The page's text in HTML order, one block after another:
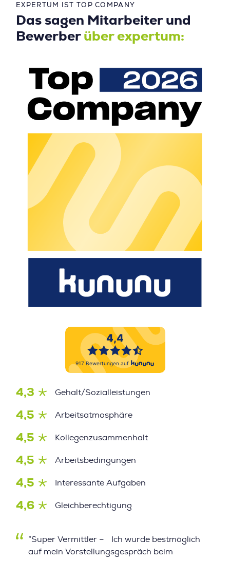
EXPERTUM IST TOP COMPANY
Das sagen Mitarbeiter und
Bewerber über expertum:
4,3 Gehalt/Sozialleistungen
4,5 Arbeitsatmosphäre
4,5 Kollegenzusammenhalt
4,5 Arbeitsbedingungen
4,5 Interessante Aufgaben
4,6 Gleichberechtigung
”Super Vermittler – Ich wurde bestmöglich
auf mein Vorstellungsgespräch beim